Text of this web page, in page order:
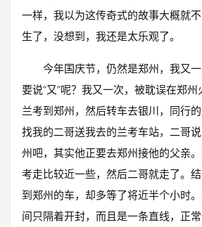
一样，我以为这传奇式的故事大概就
生了，没想到，我还是太乐观了。
今年国庆节，仍然是郑州，我又
要说“又”呢？我又一次，被耽误在郑
兰考到郑州，然后转车去银川，同行
找我的二哥送我去的兰考车站，二哥
州吧，其实他正要去郑州接他的父亲
考走比较近一些，然后二哥就走了。
到郑州的车，却多等了将近半个小时
间只隔着开封，而且是一条直线，正